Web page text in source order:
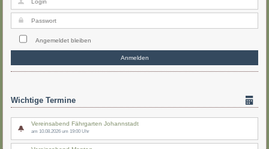
Angemeldet bleiben
Wichtige Termine
Vereinsabend Fährgarten Johannstadt
am 10.08.2026 um 19:00 Uhr